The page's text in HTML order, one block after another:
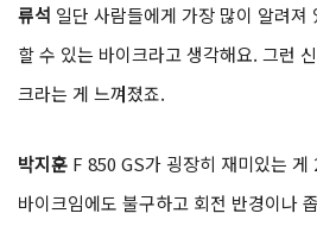
류석 일단 사람들에게 가장 많이 알려져
할 수 있는 바이크라고 생각해요. 그런
크라는 게 느껴졌죠.
박지훈 F 850 GS가 굉장히 재미있는
바이크임에도 불구하고 회전 반경이나